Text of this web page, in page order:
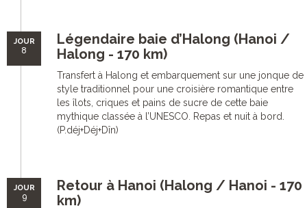
JOUR
8
Légendaire baie d’Halong (Hanoi /
Halong - 170 km)
Transfert à Halong et embarquement sur une jonque de
style traditionnel pour une croisière romantique entre
les îlots, criques et pains de sucre de cette baie
mythique classée à l’UNESCO. Repas et nuit à bord.
(P.déj+Déj+Dîn)
JOUR
9
Retour à Hanoi (Halong / Hanoi - 170
km)